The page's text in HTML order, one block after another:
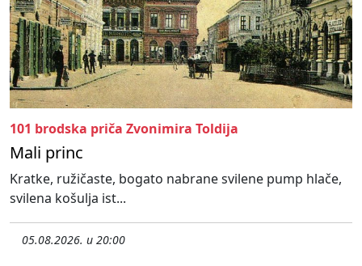
101 brodska priča Zvonimira Toldija
Mali princ
Kratke, ružičaste, bogato nabrane svilene pump hlače,
svilena košulja ist...
05.08.2026. u 20:00